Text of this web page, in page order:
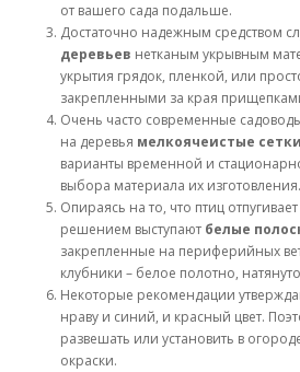
от вашего сада подальше.
Достаточно надежным средством
деревьев нетканым укрывным
укрытия грядок, пленкой, или
закрепленными за края
Очень часто современные
на деревья мелкоячеистые сетки
варианты временной и
выбора материала их изготовления.
Опираясь на то, что птиц
решением выступают белые
закрепленные на периферийных
клубники – белое полотно,
Некоторые рекомендации
нраву и синий, и красный цвет.
развешать или установить в
окраски.